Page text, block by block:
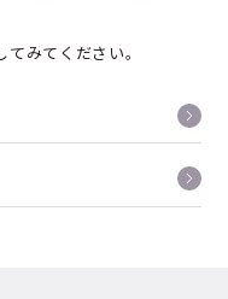
みてください。